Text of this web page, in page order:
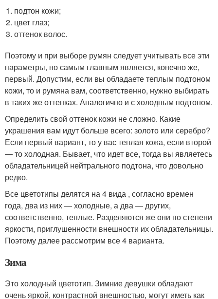
подтон кожи;
цвет глаз;
оттенок волос.
Поэтому и при выборе румян следует учитывать все эти
параметры, но самым главным является, конечно же,
первый. Допустим, если вы обладаете теплым подтоном
кожи, то и румяна вам, соответственно, нужно выбирать
в таких же оттенках. Аналогично и с холодным подтоном.
Определить свой оттенок кожи не сложно. Какие
украшения вам идут больше всего: золото или серебро?
Если первый вариант, то у вас теплая кожа, если второй
— то холодная. Бывает, что идет все, тогда вы являетесь
обладательницей нейтрального подтона, что довольно
редко.
Все цветотипы делятся на 4 вида , согласно времен
года, два из них — холодные, а два — других,
соответственно, теплые. Разделяются же они по степени
яркости, приглушенности внешности их обладательницы.
Поэтому далее рассмотрим все 4 варианта.
Зима
Это холодный цветотип. Зимние девушки обладают
очень яркой, контрастной внешностью, могут иметь как